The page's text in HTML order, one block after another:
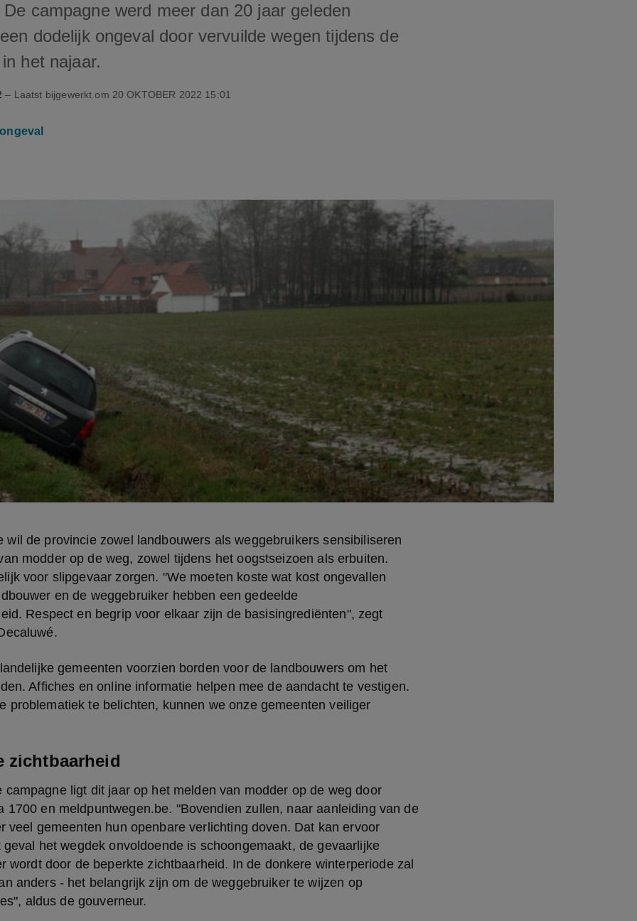
campagne werd meer dan 20 jaar geleden
dodelijk ongeval door vervuilde wegen tijdens de
het najaar.
– Laatst bijgewerkt om 20 OKTOBER 2022 15:01
ongeval
wil de provincie zowel landbouwers als weggebruikers sensibiliseren
modder op de weg, zowel tijdens het oogstseizoen als erbuiten.
voor slipgevaar zorgen. "We moeten koste wat kost ongevallen
en de weggebruiker hebben een gedeelde
Respect en begrip voor elkaar zijn de basisingrediënten", zegt
gemeenten voorzien borden voor de landbouwers om het
Affiches en online informatie helpen mee de aandacht te vestigen.
problematiek te belichten, kunnen we onze gemeenten veiliger
zichtbaarheid
campagne ligt dit jaar op het melden van modder op de weg door
1700 en meldpuntwegen.be. "Bovendien zullen, naar aanleiding van de
veel gemeenten hun openbare verlichting doven. Dat kan ervoor
het wegdek onvoldoende is schoongemaakt, de gevaarlijke
wordt door de beperkte zichtbaarheid. In de donkere winterperiode zal
anders - het belangrijk zijn om de weggebruiker te wijzen op
aldus de gouverneur.